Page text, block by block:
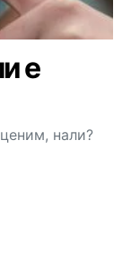
е
нали?